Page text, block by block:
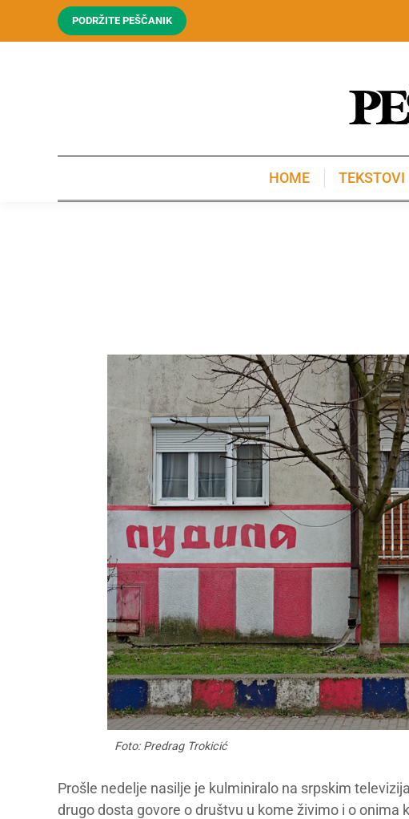
PODRŽITE PEŠČANIK
HOME TEKSTOVI
Foto: Predrag Trokicić
Prošle nedelje nasilje je kulminiralo na srpskim
drugo dosta govore o društvu u kome živimo i o onima